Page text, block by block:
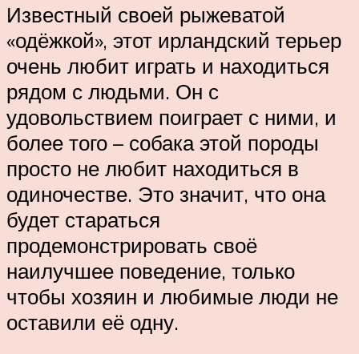
Известный своей рыжеватой
«одёжкой», этот ирландский терьер
очень любит играть и находиться
рядом с людьми. Он с
удовольствием поиграет с ними, и
более того – собака этой породы
просто не любит находиться в
одиночестве. Это значит, что она
будет стараться
продемонстрировать своё
наилучшее поведение, только
чтобы хозяин и любимые люди не
оставили её одну.